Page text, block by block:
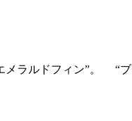
メラルドフィン”。 “